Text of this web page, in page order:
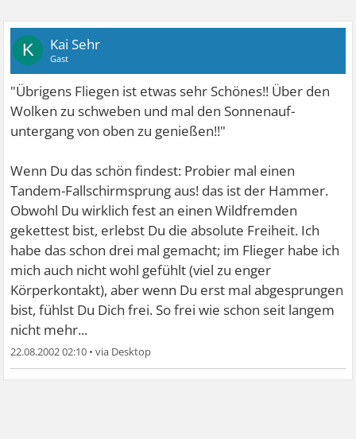
K Kai Sehr
Gast
"Übrigens Fliegen ist etwas sehr Schönes!! Über den
Wolken zu schweben und mal den Sonnenauf-
untergang von oben zu genießen!!"
Wenn Du das schön findest: Probier mal einen
Tandem-Fallschirmsprung aus! das ist der Hammer.
Obwohl Du wirklich fest an einen Wildfremden
gekettest bist, erlebst Du die absolute Freiheit. Ich
habe das schon drei mal gemacht; im Flieger habe ich
mich auch nicht wohl gefühlt (viel zu enger
Körperkontakt), aber wenn Du erst mal abgesprungen
bist, fühlst Du Dich frei. So frei wie schon seit langem
nicht mehr...
22.08.2002 02:10 •